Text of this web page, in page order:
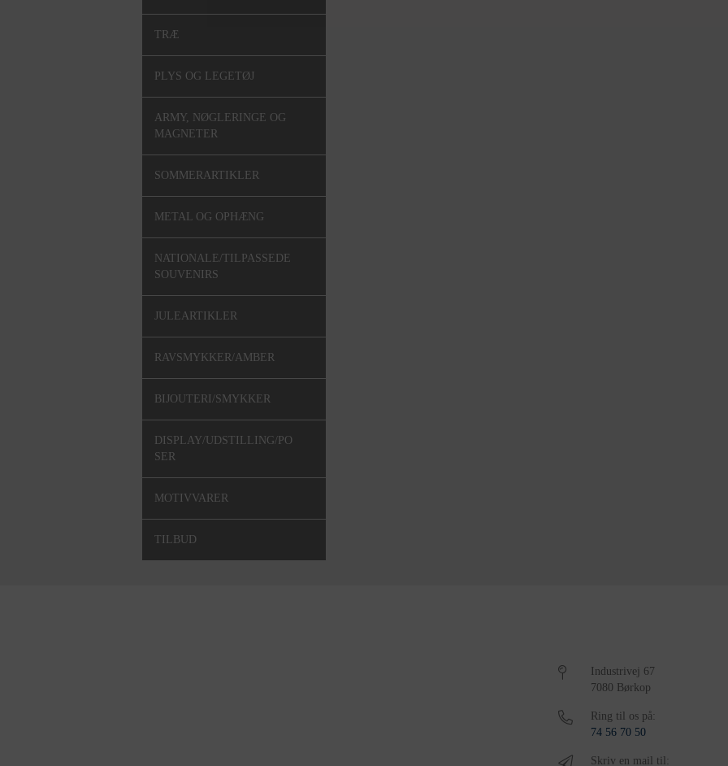
TRÆ
PLYS OG LEGETØJ
ARMY, NØGLERINGE OG
MAGNETER
SOMMERARTIKLER
METAL OG OPHÆNG
NATIONALE/TILPASSEDE
SOUVENIRS
JULEARTIKLER
RAVSMYKKER/AMBER
BIJOUTERI/SMYKKER
DISPLAY/UDSTILLING/PO
SER
MOTIVVARER
TILBUD
Industrivej 67
7080 Børkop
Ring til os på:
74 56 70 50
Skriv en mail til: